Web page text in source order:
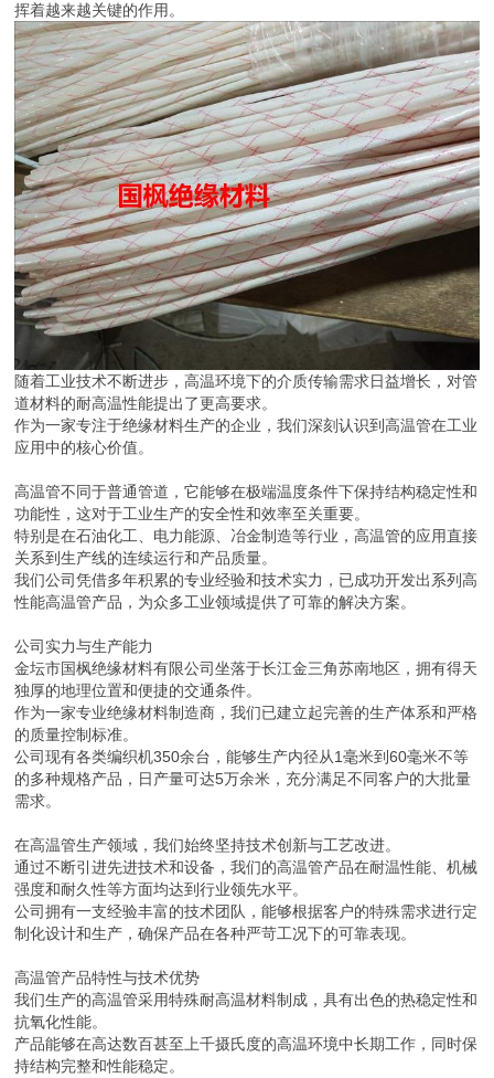
挥着越来越关键的作用。
随着工业技术不断进步，高温环境下的介质传输需求日益增长，对管
道材料的耐高温性能提出了更高要求。
作为一家专注于绝缘材料生产的企业，我们深刻认识到高温管在工业
应用中的核心价值。
高温管不同于普通管道，它能够在极端温度条件下保持结构稳定性和
功能性，这对于工业生产的安全性和效率至关重要。
特别是在石油化工、电力能源、冶金制造等行业，高温管的应用直接
关系到生产线的连续运行和产品质量。
我们公司凭借多年积累的专业经验和技术实力，已成功开发出系列高
性能高温管产品，为众多工业领域提供了可靠的解决方案。
公司实力与生产能力
金坛市国枫绝缘材料有限公司坐落于长江金三角苏南地区，拥有得天
独厚的地理位置和便捷的交通条件。
作为一家专业绝缘材料制造商，我们已建立起完善的生产体系和严格
的质量控制标准。
公司现有各类编织机350余台，能够生产内径从1毫米到60毫米不等
的多种规格产品，日产量可达5万余米，充分满足不同客户的大批量
需求。
在高温管生产领域，我们始终坚持技术创新与工艺改进。
通过不断引进先进技术和设备，我们的高温管产品在耐温性能、机械
强度和耐久性等方面均达到行业领先水平。
公司拥有一支经验丰富的技术团队，能够根据客户的特殊需求进行定
制化设计和生产，确保产品在各种严苛工况下的可靠表现。
高温管产品特性与技术优势
我们生产的高温管采用特殊耐高温材料制成，具有出色的热稳定性和
抗氧化性能。
产品能够在高达数百甚至上千摄氏度的高温环境中长期工作，同时保
持结构完整和性能稳定。